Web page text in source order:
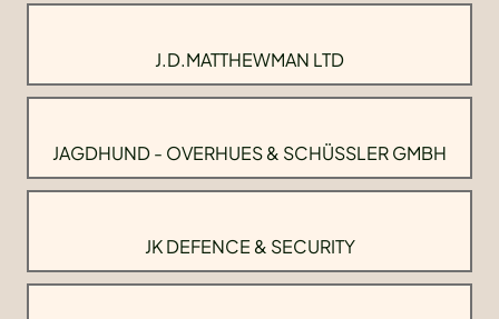
J.D.MATTHEWMAN LTD
JAGDHUND - OVERHUES & SCHÜSSLER GMBH
JK DEFENCE & SECURITY